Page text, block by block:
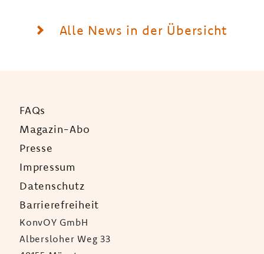
Alle News in der Übersicht
FAQs
Magazin-Abo
Presse
Impressum
Datenschutz
Barrierefreiheit
KonvOY GmbH
Albersloher Weg 33